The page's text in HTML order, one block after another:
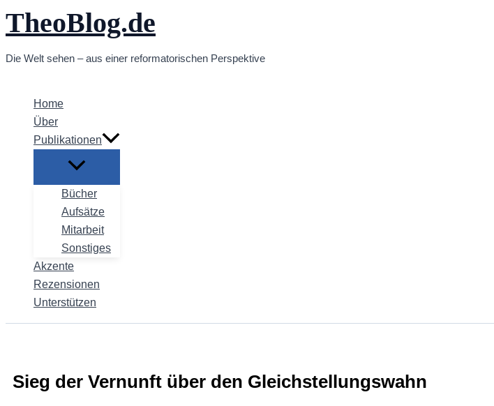
Zum
Inhalt
TheoBlog.de
Die Welt sehen – aus einer reformatorischen Perspektive
Home
Über
Publikationen
Bücher
Aufsätze
Mitarbeit
Sonstiges
Akzente
Rezensionen
Unterstützen
Sieg der Vernunft über den Gleichstellungswahn